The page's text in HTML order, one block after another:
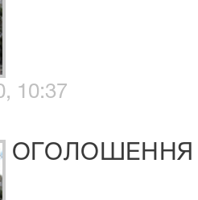
10:37
ОГОЛОШЕННЯ